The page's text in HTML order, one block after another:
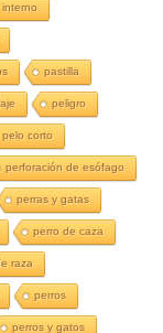
pastilla
peligro
pelo corto
perforación de esófago
perras y gatas
perro de caza
raza
perros
perros y gatos